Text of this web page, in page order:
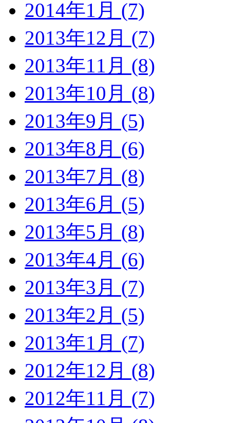
2014年1月 (7)
2013年12月 (7)
2013年11月 (8)
2013年10月 (8)
2013年9月 (5)
2013年8月 (6)
2013年7月 (8)
2013年6月 (5)
2013年5月 (8)
2013年4月 (6)
2013年3月 (7)
2013年2月 (5)
2013年1月 (7)
2012年12月 (8)
2012年11月 (7)